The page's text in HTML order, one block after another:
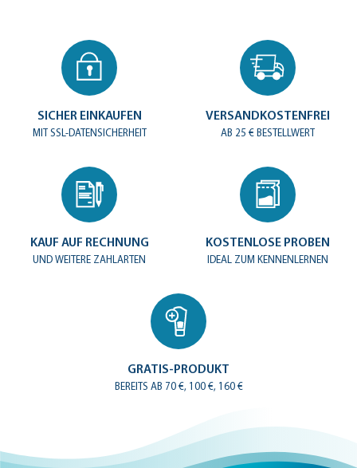
SICHER EINKAUFEN
MIT SSL-DATENSICHERHEIT
VERSANDKOSTENFREI
AB 25 € BESTELLWERT
KAUF AUF RECHNUNG
UND WEITERE ZAHLARTEN
KOSTENLOSE PROBEN
IDEAL ZUM KENNENLERNEN
GRATIS-PRODUKT
BEREITS AB 70 €, 100 €, 160 €